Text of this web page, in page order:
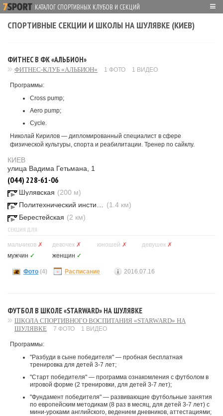
КАТАЛОГ СПОРТИВНЫХ КЛУБОВ И СЕКЦИЙ ≡
СПОРТИВНЫЕ СЕКЦИИ И ШКОЛЫ НА ШУЛЯВКЕ (КИЕВ)
ФИТНЕС В ФК «АЛЬБИОН»
ФИТНЕС-КЛУБ «АЛЬБИОН» 1 ФОТО 1 ВИДЕО
Программы:
Cross pump;
Aero pump;
Cycle.
Николай Кирилов ― дипломированный специалист в сфере
физической культуры, спорта и реабилитации. Тренер по сайклу.
КИЕВ
улица Вадима Гетьмана, 1
(044) 228-61-06
Шулявская (200 м)
(1.4 км)
Берестейская (2 км)
СЕКЦИЯ ДЛЯ
мальчиков ✗ девочек ✗ юношей ✗ девушек ✗
мужчин ✓ женщин ✓
Фото (4) Расписание 2016.07.16
ФУТБОЛ В ШКОЛЕ «STARWARD» НА ШУЛЯВКЕ
ШКОЛА СПОРТИВНОГО ВОСПИТАНИЯ «STARWARD» НА
ШУЛЯВКЕ
7 ФОТО 1 ВИДЕО
Программы:
"Разбуди в сыне победителя" — пробная бесплатная
тренировка для детей 3-7 лет;
"Старт победителя" — программа ознакомления с футболом в
игровой форме (2 тренировки, для детей 3-7 лет);
"Фундамент победителя" — развивающие футбольные занятия
по европейским методикам (8 раз в месяц, для детей 3-7 лет) с
мини-уроками английского, ведением дневников, аттестациями;